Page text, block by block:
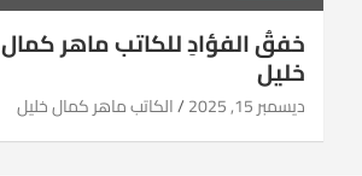
خفقُ الفؤادِ للكاتب ماهر كمال
خليل
ديسمبر 15, 2025 الكاتب ماهر كمال خليل